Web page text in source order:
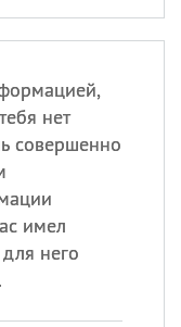
нет
совершенно
имел
него